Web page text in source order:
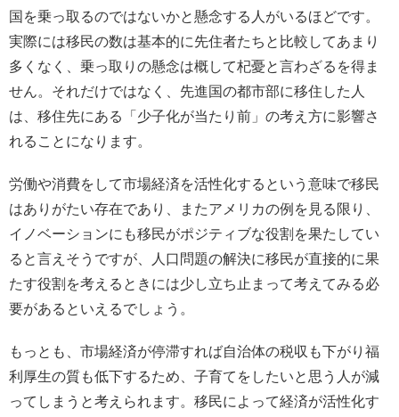
国を乗っ取るのではないかと懸念する人がいるほどです。
実際には移民の数は基本的に先住者たちと比較してあまり
多くなく、乗っ取りの懸念は概して杞憂と言わざるを得ま
せん。それだけではなく、先進国の都市部に移住した人
は、移住先にある「少子化が当たり前」の考え方に影響さ
れることになります。
労働や消費をして市場経済を活性化するという意味で移民
はありがたい存在であり、またアメリカの例を見る限り、
イノベーションにも移民がポジティブな役割を果たしてい
ると言えそうですが、人口問題の解決に移民が直接的に果
たす役割を考えるときには少し立ち止まって考えてみる必
要があるといえるでしょう。
もっとも、市場経済が停滞すれば自治体の税収も下がり福
利厚生の質も低下するため、子育てをしたいと思う人が減
ってしまうと考えられます。移民によって経済が活性化す